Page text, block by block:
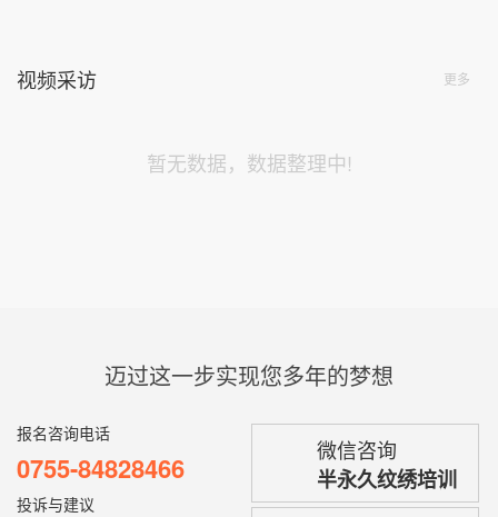
更多
视频采访
暂无数据，数据整理中!
迈过这一步实现您多年的梦想
报名咨询电话
0755-84828466
投诉与建议
微信咨询
半永久纹绣培训